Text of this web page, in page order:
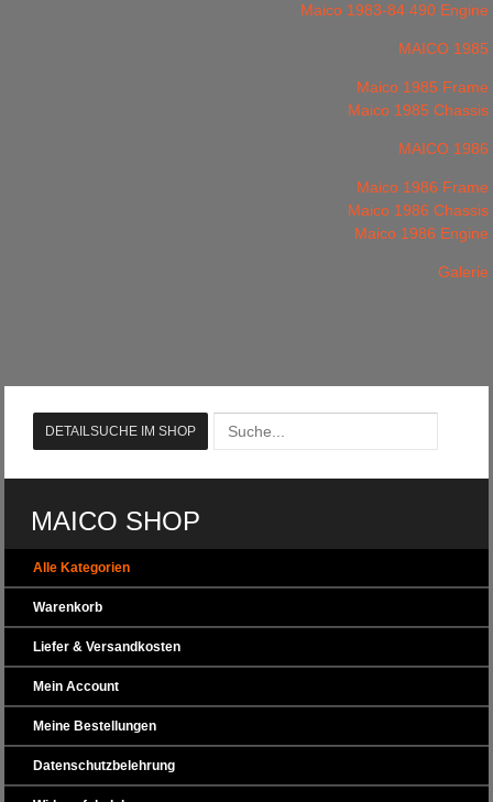
Maico 1983-84 490 Engine
MAICO 1985
Maico 1985 Frame
Maico 1985 Chassis
MAICO 1986
Maico 1986 Frame
Maico 1986 Chassis
Maico 1986 Engine
Galerie
MAICO SHOP
Alle Kategorien
Warenkorb
Liefer & Versandkosten
Mein Account
Meine Bestellungen
Datenschutzbelehrung